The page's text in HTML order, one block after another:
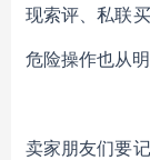
现索评、私联
危险操作也从
卖家朋友们要